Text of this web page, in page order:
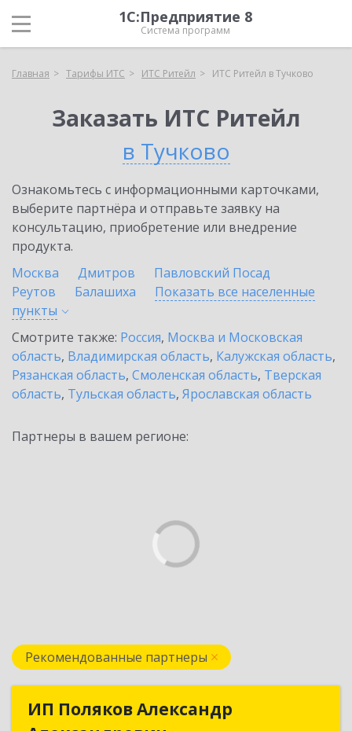
1С:Предприятие 8
Система программ
Главная Тарифы ИТС ИТС Ритейл ИТС Ритейл в Тучково
Заказать ИТС Ритейл
в Тучково
Ознакомьтесь с информационными карточками,
выберите партнёра и отправьте заявку на
консультацию, приобретение или внедрение
продукта.
Москва
Дмитров
Павловский Посад
Реутов
Балашиха
Показать все населенные
пункты
Смотрите также: Россия, Москва и Московская
область, Владимирская область, Калужская область,
Рязанская область, Смоленская область, Тверская
область, Тульская область, Ярославская область
Партнеры в вашем регионе:
Рекомендованные партнеры
ИП Поляков Александр
ИП Поляков Александр